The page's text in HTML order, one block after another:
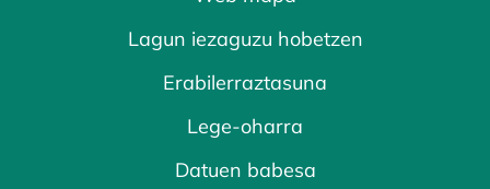
Lagun iezaguzu hobetzen
Erabilerraztasuna
Lege-oharra
Datuen babesa